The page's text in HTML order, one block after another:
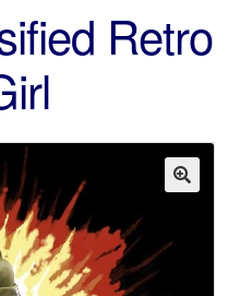
Retro